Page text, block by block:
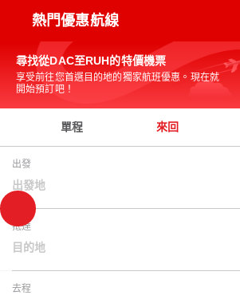
熱門優惠航線
尋找從DAC至RUH的特價機票
享受前往您首選目的地的獨家航班優惠。現在就
開始預訂吧！
單程 來回
出發
出發地
抵達
目的地
去程